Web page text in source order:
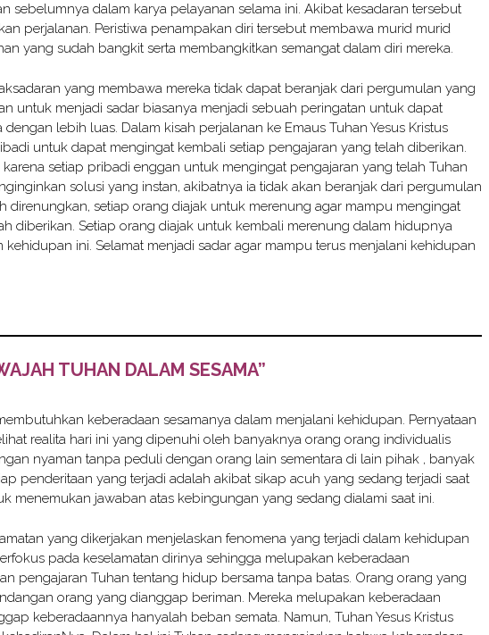
sebelumnya dalam karya pelayanan selama ini. Akibat kesadaran tersebut
perjalanan. Peristiwa penampakan diri tersebut membawa murid murid
yang sudah bangkit serta membangkitkan semangat dalam diri mereka.
yang membawa mereka tidak dapat beranjak dari pergumulan yang
untuk menjadi sadar biasanya menjadi sebuah peringatan untuk dapat
lebih luas. Dalam kisah perjalanan ke Emaus Tuhan Yesus Kristus
untuk dapat mengingat kembali setiap pengajaran yang telah diberikan.
setiap pribadi enggan untuk mengingat pengajaran yang telah Tuhan
solusi yang instan, akibatnya ia tidak akan beranjak dari pergumulan
direnungkan, setiap orang diajak untuk merenung agar mampu mengingat
diberikan. Setiap orang diajak untuk kembali merenung dalam hidupnya
ini. Selamat menjadi sadar agar mampu terus menjalani kehidupan
TUHAN DALAM SESAMA”
keberadaan sesamanya dalam menjalani kehidupan. Pernyataan
realita hari ini yang dipenuhi oleh banyaknya orang orang individualis
nyaman tanpa peduli dengan orang lain sementara di lain pihak , banyak
penderitaan yang terjadi adalah akibat sikap acuh yang sedang terjadi saat
menemukan jawaban atas kebingungan yang sedang dialami saat ini.
yang dikerjakan menjelaskan fenomena yang terjadi dalam kehidupan
pada keselamatan dirinya sehingga melupakan keberadaan
pengajaran Tuhan tentang hidup bersama tanpa batas. Orang orang yang
orang yang dianggap beriman. Mereka melupakan keberadaan
keberadaannya hanyalah beban semata. Namun, Tuhan Yesus Kristus